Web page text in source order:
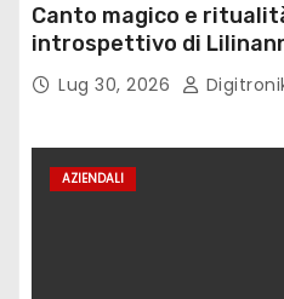
Canto magico e
introspettivo di
Lug 30, 2026
AZIENDALI